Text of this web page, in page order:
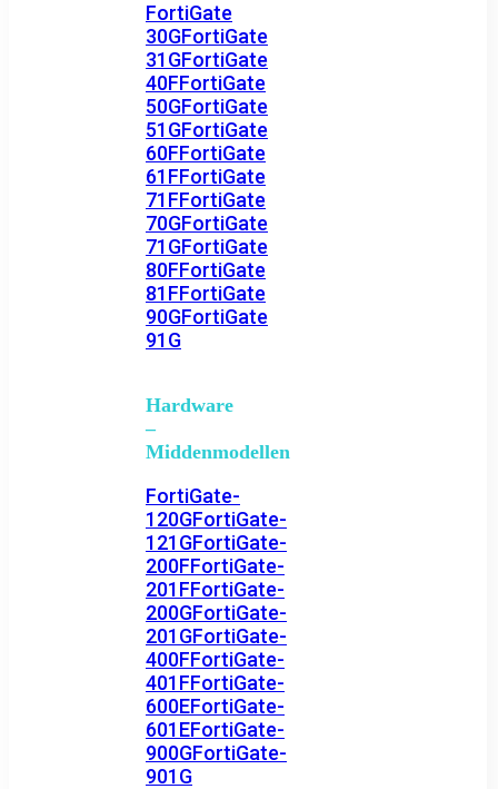
FortiGate
30GFortiGate
31GFortiGate
40FFortiGate
50GFortiGate
51GFortiGate
60FFortiGate
61FFortiGate
71FFortiGate
70GFortiGate
71GFortiGate
80FFortiGate
81FFortiGate
90GFortiGate
91G
Hardware
–
Middenmodellen
FortiGate-
120GFortiGate-
121GFortiGate-
200FFortiGate-
201FFortiGate-
200GFortiGate-
201GFortiGate-
400FFortiGate-
401FFortiGate-
600EFortiGate-
601EFortiGate-
900GFortiGate-
901G